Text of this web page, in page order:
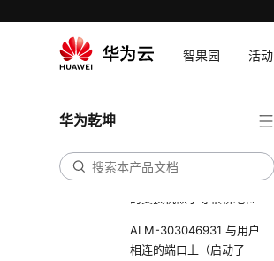
智果园 活动
华为乾坤
ALM-303046930 网络中
已经成为根桥，当前设备
ALM-303046932 根桥保
护圈外部出现了优先级高
ALM-303046931 与用户
相连的端口上（启动了